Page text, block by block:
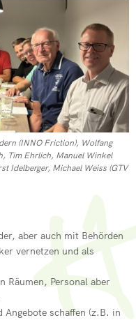
(INNO Friction), Wolfang
Tim Ehrlich, Manuel Winkel
Idelberger, Michael Weiss (GTV
aber auch mit Behörden
vernetzen und als
Räumen, Personal aber
Angebote schaffen (z.B. in